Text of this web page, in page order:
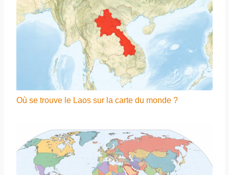
Où se trouve le Laos sur la carte du monde ?